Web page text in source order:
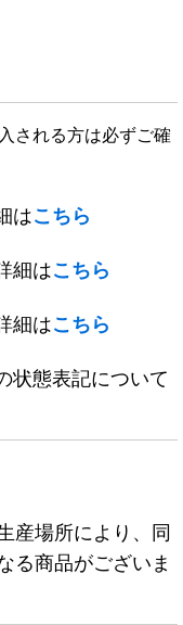
される方は必ずご確
はこちら
細はこちら
細はこちら
状態表記について
産場所により、同
る商品がございま